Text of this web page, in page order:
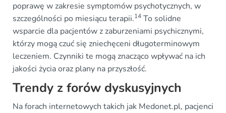
poprawę w zakresie symptomów psychotycznych, w
szczególności po miesiącu terapii.14 To solidne
wsparcie dla pacjentów z zaburzeniami psychicznymi,
którzy mogą czuć się zniechęceni długoterminowym
leczeniem. Czynniki te mogą znacząco wpływać na ich
jakości życia oraz plany na przyszłość.
Trendy z forów dyskusyjnych
Na forach internetowych takich jak Medonet.pl, pacjenci